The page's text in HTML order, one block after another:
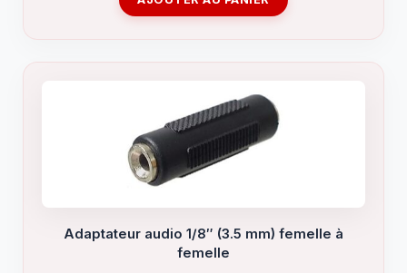
Adaptateur audio 1/8″ (3.5 mm) femelle à
femelle